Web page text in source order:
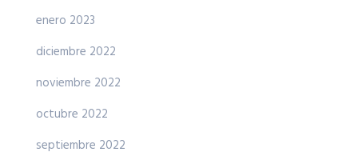
enero 2023
diciembre 2022
noviembre 2022
octubre 2022
septiembre 2022